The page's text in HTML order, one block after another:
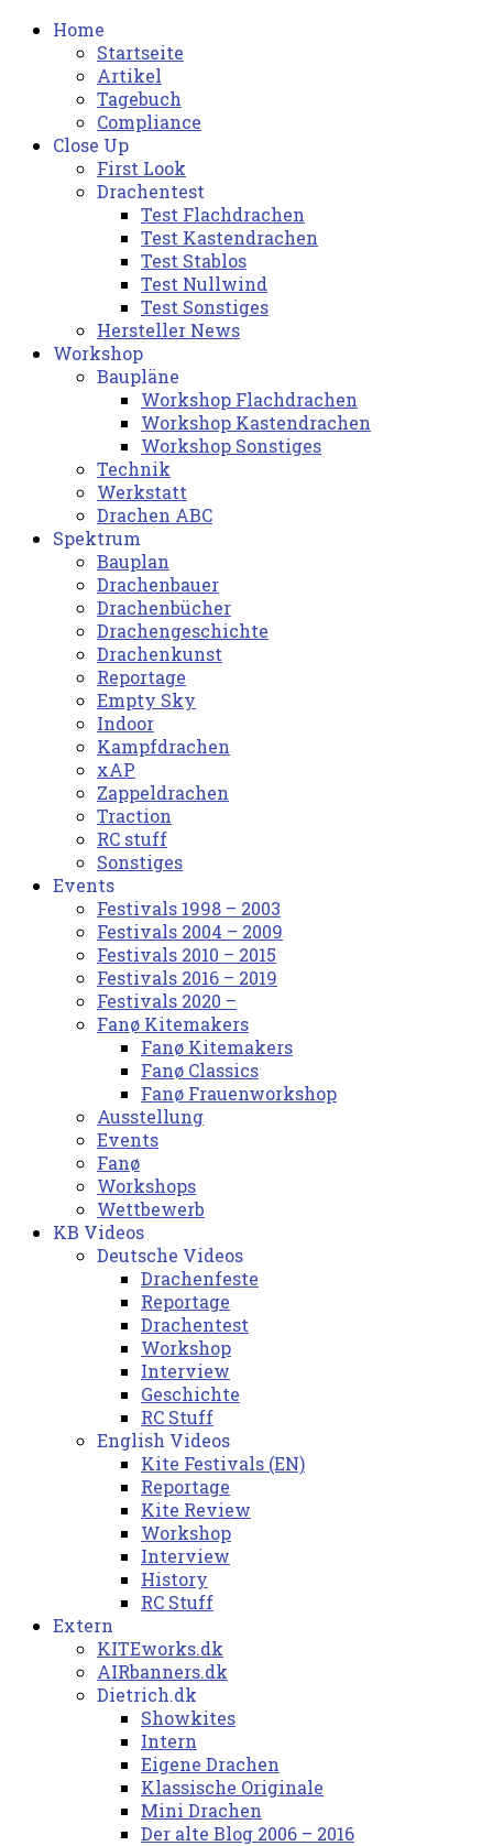
Home
Startseite
Artikel
Tagebuch
Compliance
Close Up
First Look
Drachentest
Test Flachdrachen
Test Kastendrachen
Test Stablos
Test Nullwind
Test Sonstiges
Hersteller News
Workshop
Baupläne
Workshop Flachdrachen
Workshop Kastendrachen
Workshop Sonstiges
Technik
Werkstatt
Drachen ABC
Spektrum
Bauplan
Drachenbauer
Drachenbücher
Drachengeschichte
Drachenkunst
Reportage
Empty Sky
Indoor
Kampfdrachen
xAP
Zappeldrachen
Traction
RC stuff
Sonstiges
Events
Festivals 1998 – 2003
Festivals 2004 – 2009
Festivals 2010 – 2015
Festivals 2016 – 2019
Festivals 2020 –
Fanø Kitemakers
Fanø Kitemakers
Fanø Classics
Fanø Frauenworkshop
Ausstellung
Events
Fanø
Workshops
Wettbewerb
KB Videos
Deutsche Videos
Drachenfeste
Reportage
Drachentest
Workshop
Interview
Geschichte
RC Stuff
English Videos
Kite Festivals (EN)
Reportage
Kite Review
Workshop
Interview
History
RC Stuff
Extern
KITEworks.dk
AIRbanners.dk
Dietrich.dk
Showkites
Intern
Eigene Drachen
Klassische Originale
Mini Drachen
Der alte Blog 2006 – 2016